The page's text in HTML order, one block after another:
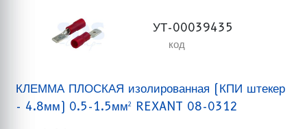
УТ-00039435
код
КЛЕММА ПЛОСКАЯ изолированная (КПИ штекер
- 4.8мм) 0.5-1.5мм² REXANT 08-0312